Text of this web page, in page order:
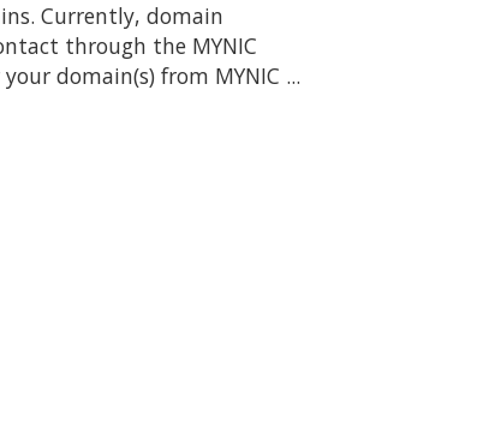
Currently, domain
through the MYNIC
domain(s) from MYNIC ...